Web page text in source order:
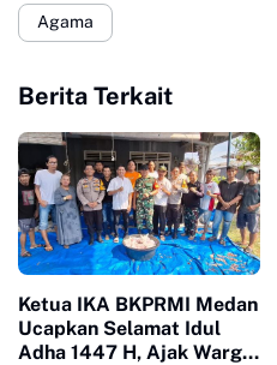
Agama
Berita Terkait
Ketua IKA BKPRMI Medan
Ucapkan Selamat Idul
Adha 1447 H, Ajak Warga